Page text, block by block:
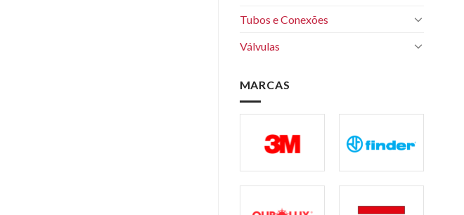
Tubos e Conexões
Válvulas
MARCAS